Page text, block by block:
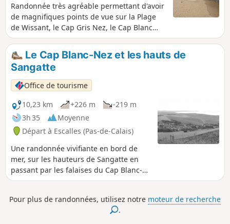
Randonnée très agréable permettant d'avoir
de magnifiques points de vue sur la Plage
de Wissant, le Cap Gris Nez, le Cap Blanc
Nez et les côtes anglaises.
Le Cap Blanc-Nez et les hauts de
Sangatte
Office de tourisme
10,23 km
+226 m
-219 m
3h 35
Moyenne
Départ à Escalles (Pas-de-Calais)
Une randonnée vivifiante en bord de
mer, sur les hauteurs de Sangatte en
passant par les falaises du Cap Blanc-
Nez. Une balade mêlant nature et
de France depuis 2011. De nombreux
vestiges de la seconde guerre mondiale
Pour plus de randonnées, utilisez notre moteur de recherche
.